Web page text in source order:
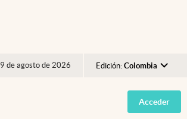
9 de agosto de 2026 Edición: Colombia
Argentina
España
Acceder